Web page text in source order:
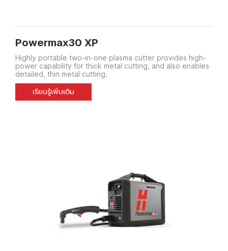
Powermax30 XP
Highly portable two-in-one plasma cutter provides high-
power capability for thick metal cutting, and also enables
detailed, thin metal cutting.
เรียนรู้เพิ่มเติม